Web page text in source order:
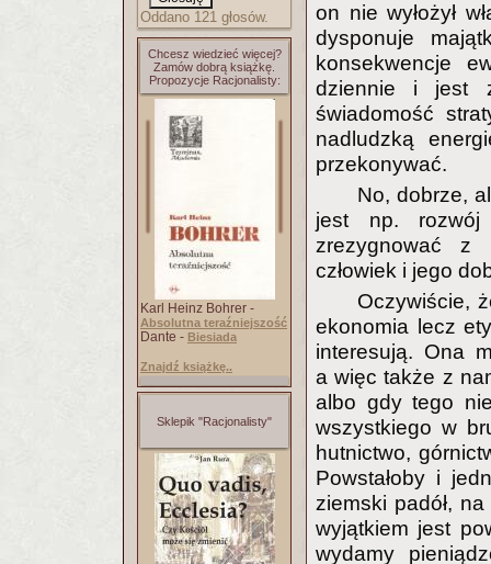
Oddano 121 głosów.
Chcesz wiedzieć więcej?
Zamów dobrą książkę.
Propozycje Racjonalisty:
Karl Heinz Bohrer -
Absolutna teraźniejszość
Dante - Biesiada
Znajdź książkę..
Sklepik "Racjonalisty"
on nie wyłożył
dysponuje
konsekwencje
dziennie i jest
świadomość
nadludzką
przekonywać.
No, dobrze,
jest np. rozwój
zrezygnować z
człowiek i jego
Oczywiście,
ekonomia lecz
interesują. Ona
a więc także z
albo gdy tego
wszystkiego w
hutnictwo,
Powstałoby i
ziemski padół,
wyjątkiem jest
wydamy